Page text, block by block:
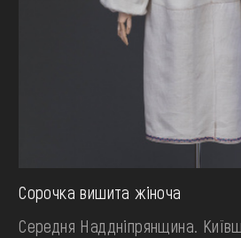
Сорочка вишита жіноча
Середня Наддніпрянщина.